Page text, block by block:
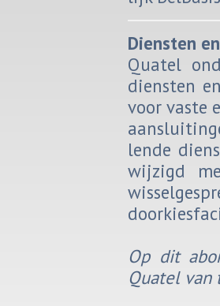
Dien­sten
Qua­tel
dien­sten
voor vaste
len­de
wij­zigd
Op dit
Qua­tel van